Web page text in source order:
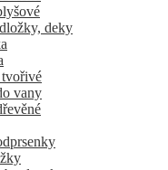
deky
vany